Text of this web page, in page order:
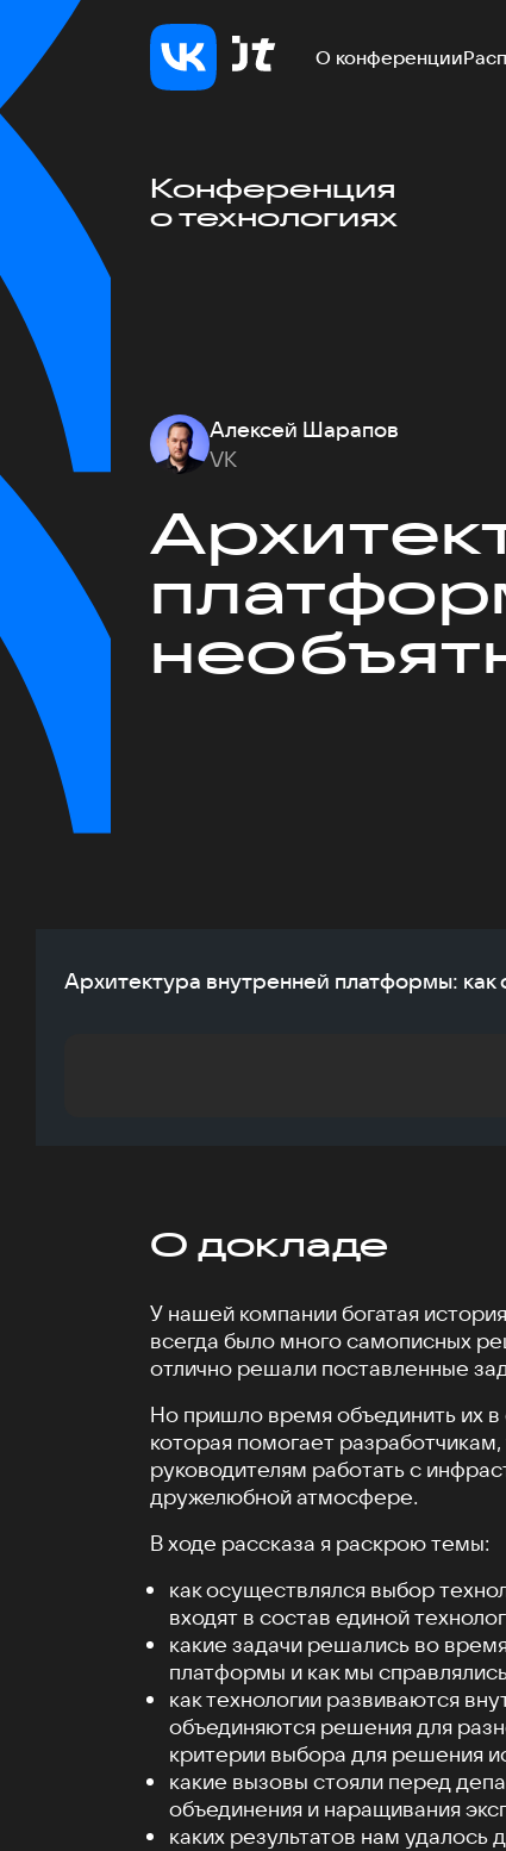
О конференции
Конференция
о технологиях
Алексей Шарапов
VK
Архитектура внутренней платформы: как
О докладе
У нашей компании богатая
всегда было много самописных
отлично решали поставленные
Но пришло время объединить их
которая помогает
руководителям работать с
дружелюбной атмосфере.
В ходе рассказа я раскрою темы:
как осуществлялся выбор
входят в состав единой
какие задачи решались во
платформы и как мы
как технологии развиваются
объединяются решения для
критерии выбора для решения
какие вызовы стояли перед
объединения и наращивания
каких результатов нам удалось